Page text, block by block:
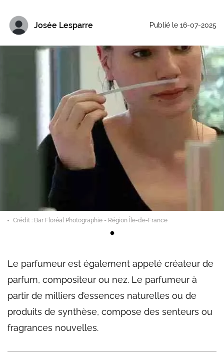
Josée Lesparre Publié le 16-07-2025
Crédit : Bar Floréal Photographie - Région Île-de-France
Le parfumeur est également appelé créateur de
parfum, compositeur ou nez. Le parfumeur à
partir de milliers d’essences naturelles ou de
produits de synthèse, compose des senteurs ou
fragrances nouvelles.